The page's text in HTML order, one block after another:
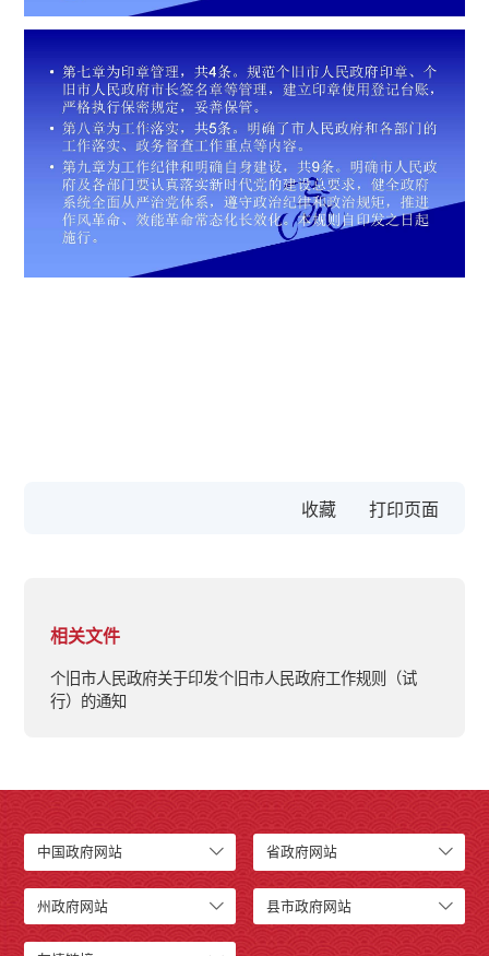
收藏
相关文件
个旧市人民政府关于印发个旧市人民政府工作规则（试
行）的通知
中国政府网站 省政府网站
州政府网站 县市政府网站